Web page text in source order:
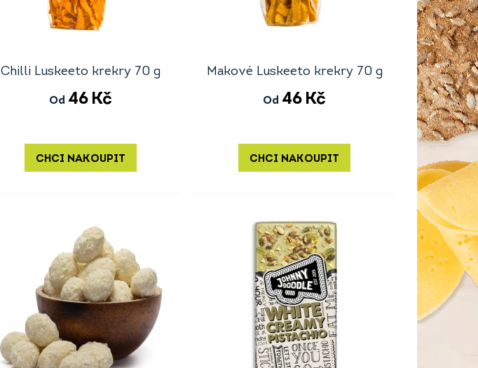
Chilli Luskeeto krekry 70 g
Od 46 Kč
CHCI NAKOUPIT
Makové Luskeeto krekry 70 g
Od 46 Kč
CHCI NAKOUPIT